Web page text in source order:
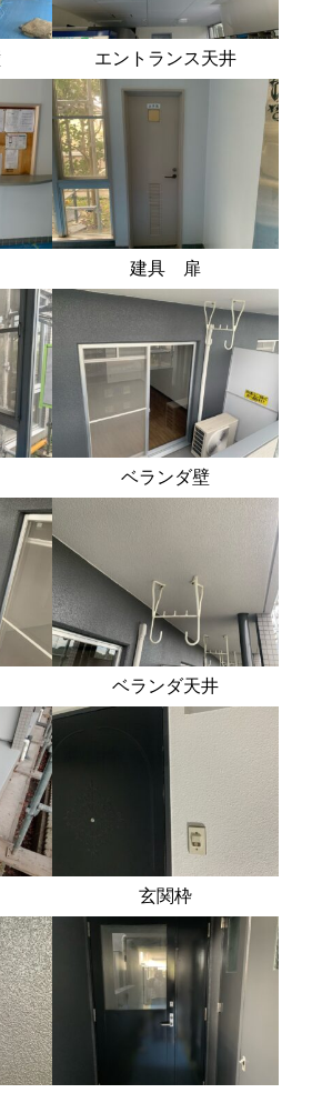
エントランス天井
建具 扉
ベランダ壁
ベランダ天井
玄関枠